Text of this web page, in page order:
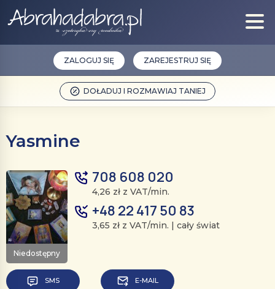
DOŁADUJ I ROZMAWIAJ TANIEJ
ZALOGUJ SIĘ ZAREJESTRUJ SIĘ
Yasmine
Niedostępny
708 608 020
4,26 zł z VAT/min.
+48 22 417 50 83
3,65 zł z VAT/min. | cały świat
SMS E-MAIL